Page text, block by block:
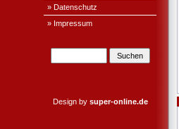
» Datenschutz
» Impressum
Design by super-online.de